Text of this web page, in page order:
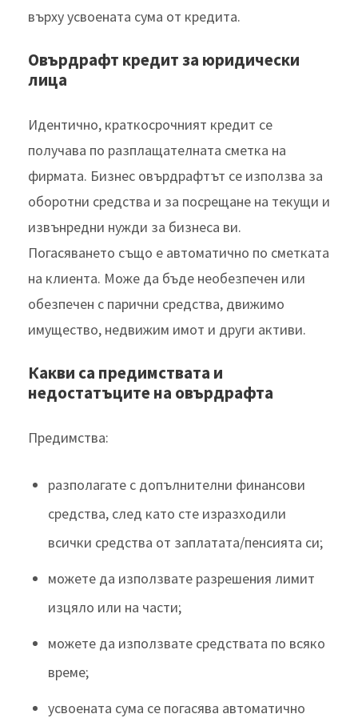
върху усвоената сума от кредита.
Овърдрафт кредит за юридически
лица
Идентично, краткосрочният кредит се
получава по разплащателната сметка на
фирмата. Бизнес овърдрафтът се използва за
оборотни средства и за посрещане на текущи и
извънредни нужди за бизнеса ви.
Погасяването също е автоматично по сметката
на клиента. Може да бъде необезпечен или
обезпечен с парични средства, движимо
имущество, недвижим имот и други активи.
Какви са предимствата и
недостатъците на овърдрафта
Предимства:
разполагате с допълнителни финансови
средства, след като сте изразходили
всички средства от заплатата/пенсията си;
можете да използвате разрешения лимит
изцяло или на части;
можете да използвате средствата по всяко
време;
усвоената сума се погасява автоматично